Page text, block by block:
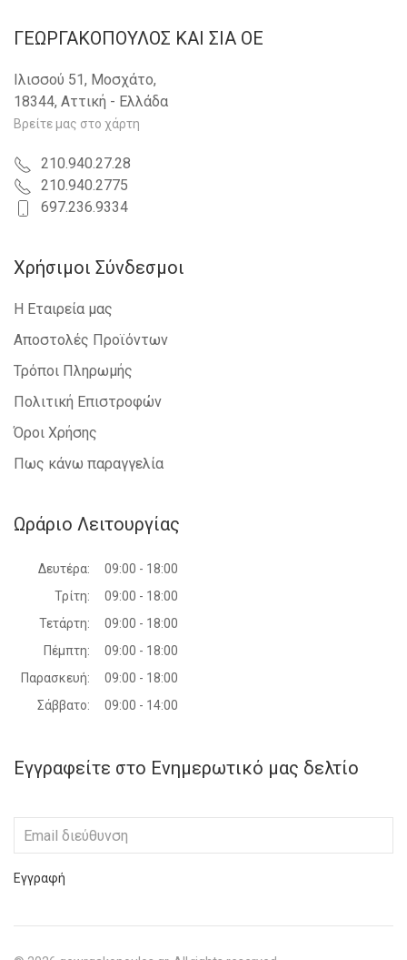
ΓΕΩΡΓΑΚΟΠΟΥΛΟΣ KAI ΣΙΑ OE
Ιλισσού 51, Μοσχάτο,
18344, Αττική - Ελλάδα
Βρείτε μας στο χάρτη
210.940.27.28
210.940.2775
697.236.9334
Χρήσιμοι Σύνδεσμοι
Η Εταιρεία μας
Αποστολές Προϊόντων
Τρόποι Πληρωμής
Πολιτική Επιστροφών
Όροι Χρήσης
Πως κάνω παραγγελία
Ωράριο Λειτουργίας
Δευτέρα:
09:00 - 18:00
Τρίτη:
09:00 - 18:00
Τετάρτη:
09:00 - 18:00
Πέμπτη:
09:00 - 18:00
Παρασκευή:
09:00 - 18:00
Σάββατο:
09:00 - 14:00
Εγγραφείτε στο Ενημερωτικό μας δελτίο
Εγγραφή